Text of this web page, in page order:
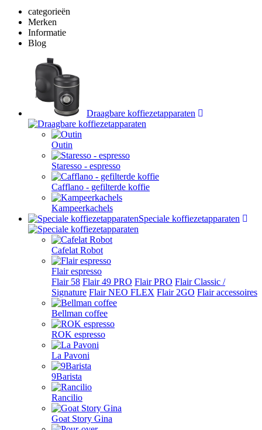
categorieën
Merken
Informatie
Blog
Draagbare koffiezetapparaten
Outin
Staresso - espresso
Cafflano - gefilterde koffie
Kampeerkachels
Speciale koffiezetapparaten
Cafelat Robot
Flair espresso
Flair 58 Flair 49 PRO Flair PRO Flair Classic /
Signature Flair NEO FLEX Flair 2GO Flair accessoires
Bellman coffee
ROK espresso
La Pavoni
9Barista
Rancilio
Goat Story Gina